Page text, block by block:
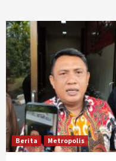
Berita Metropolis